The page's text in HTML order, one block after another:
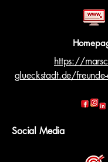
https://
glueckstadt.de/
Social Media